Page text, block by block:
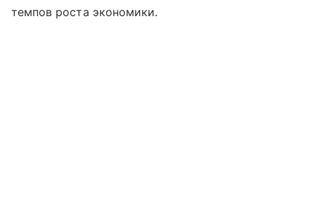
темпов роста экономики.